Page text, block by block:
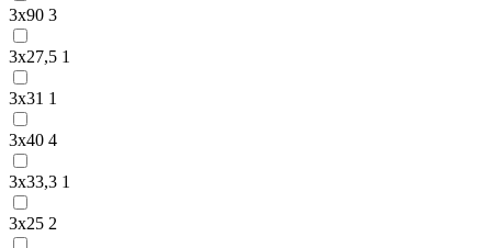
3х90 3
3х27,5 1
3х31 1
3х40 4
3х33,3 1
3х25 2